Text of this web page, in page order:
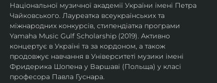
Національної музичної академії України імені Петра
Чайковського. Лауреатка всеукраїнських та
міжнародних конкурсів, стипендіатка програми
Yamaha Music Gulf Scholarship (2019). Активно
концертує в Україні та за кордоном, а також
продовжує навчання в Університеті музики імені
Фридерика Шопена у Варшаві (Польща) у класі
професора Павла Гуснара.